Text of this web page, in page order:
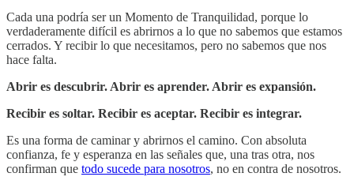
Cada una podría ser un Momento de Tranquilidad, porque lo
verdaderamente difícil es abrirnos a lo que no sabemos que estamos
cerrados. Y recibir lo que necesitamos, pero no sabemos que nos
hace falta.
Abrir es descubrir. Abrir es aprender. Abrir es expansión.
Recibir es soltar. Recibir es aceptar. Recibir es integrar.
Es una forma de caminar y abrirnos el camino. Con absoluta
confianza, fe y esperanza en las señales que, una tras otra, nos
confirman que todo sucede para nosotros, no en contra de nosotros.